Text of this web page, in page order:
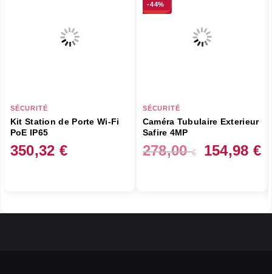
SÉCURITÉ
Kit Station de Porte Wi-Fi
PoE IP65
350,32 €
-44%
SÉCURITÉ
Caméra Tubulaire Exterieur
Safire 4MP
278,00€
Le
prix
154,98 €Le